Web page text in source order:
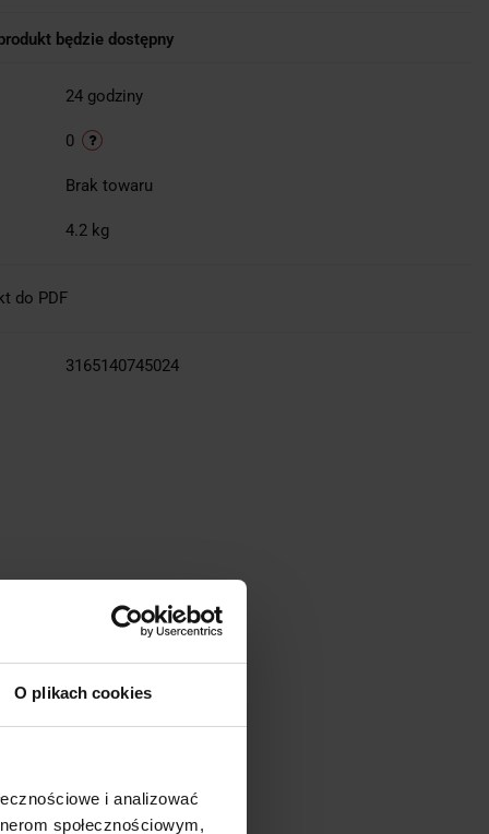
O plikach cookies
i analizować
społecznościowym,
będzie dostępny
24 godziny
0
Brak towaru
4.2 kg
do PDF
3165140745024